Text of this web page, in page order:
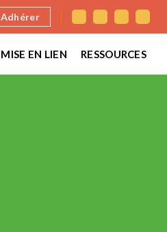
Adhérer
MISE EN LIEN RESSOURCES